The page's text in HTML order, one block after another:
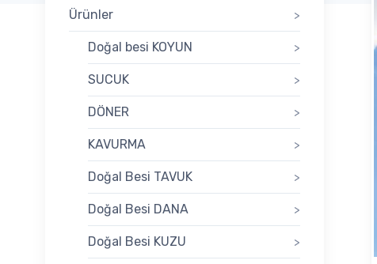
Ürünler >
Doğal besi KOYUN >
SUCUK >
DÖNER >
KAVURMA >
Doğal Besi TAVUK >
Doğal Besi DANA >
Doğal Besi KUZU >